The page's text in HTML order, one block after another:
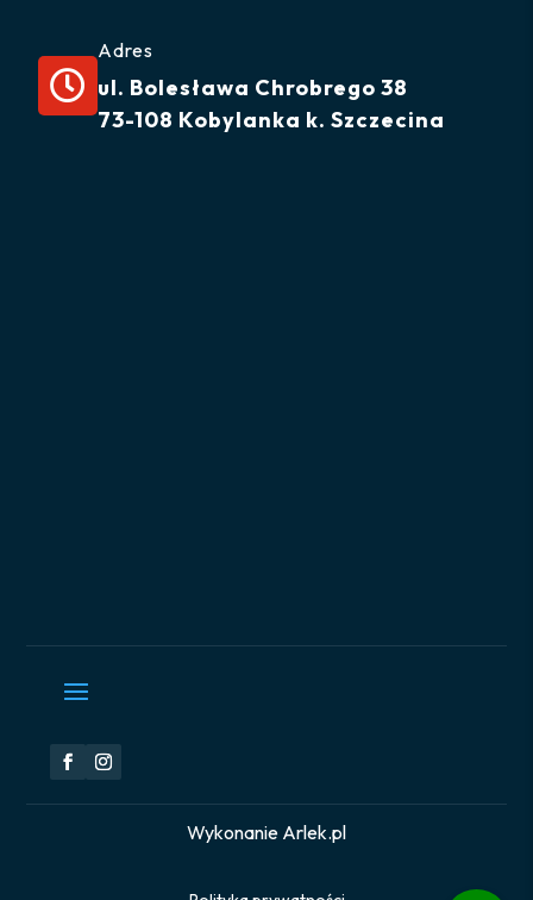

Adres
ul. Bolesława Chrobrego 38
73-108 Kobylanka k. Szczecina
Wykonanie Arlek.pl